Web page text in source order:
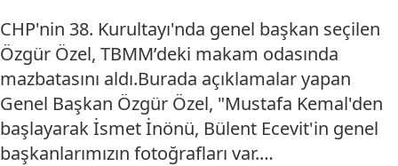
CHP'nin 38. Kurultayı'nda genel başkan seçilen
Özgür Özel, TBMM’deki makam odasında
mazbatasını aldı.Burada açıklamalar yapan
Genel Başkan Özgür Özel, "Mustafa Kemal'den
başlayarak İsmet İnönü, Bülent Ecevit'in genel
başkanlarımızın fotoğrafları var.…